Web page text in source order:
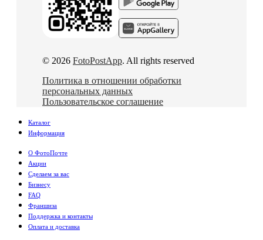
© 2026 FotoPostApp. All rights reserved
Политика в отношении обработки
персональных данных
Пользовательское соглашение
Каталог
Информация
О ФотоПочте
Акции
Сделаем за вас
Бизнесу
FAQ
Франшиза
Поддержка и контакты
Оплата и доставка